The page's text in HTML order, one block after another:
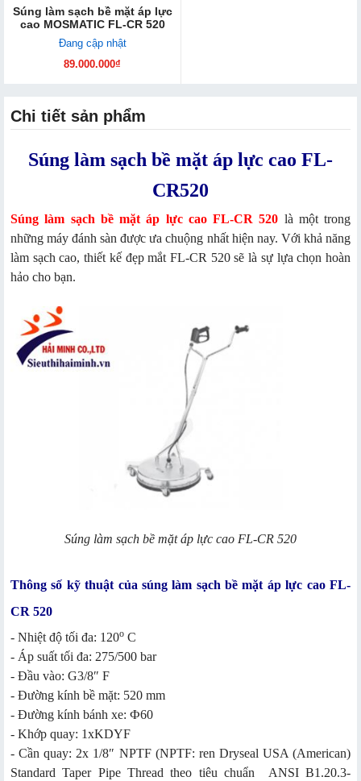
Súng làm sạch bề mặt áp lực
cao MOSMATIC FL-CR 520
Đang cập nhật
89.000.000₫
Chi tiết sản phẩm
Súng làm sạch bề mặt áp lực cao FL-
CR520
Súng làm sạch bề mặt áp lực cao FL-CR 520 là một trong
những máy đánh sàn được ưa chuộng nhất hiện nay. Với khả năng
làm sạch cao, thiết kế đẹp mắt FL-CR 520 sẽ là sự lựa chọn hoàn
hảo cho bạn.
Súng làm sạch bề mặt áp lực cao FL-CR 520
Thông số kỹ thuật của súng làm sạch bề mặt áp lực cao FL-
CR 520
- Nhiệt độ tối đa: 120o C
- Áp suất tối đa: 275/500 bar
- Đầu vào: G3/8″ F
- Đường kính bề mặt: 520 mm
- Đường kính bánh xe: Ф60
- Khớp quay: 1xKDYF
- Cần quay: 2x 1/8″ NPTF (NPTF: ren Dryseal USA (American)
Standard Taper Pipe Thread theo tiêu chuẩn ANSI B1.20.3-